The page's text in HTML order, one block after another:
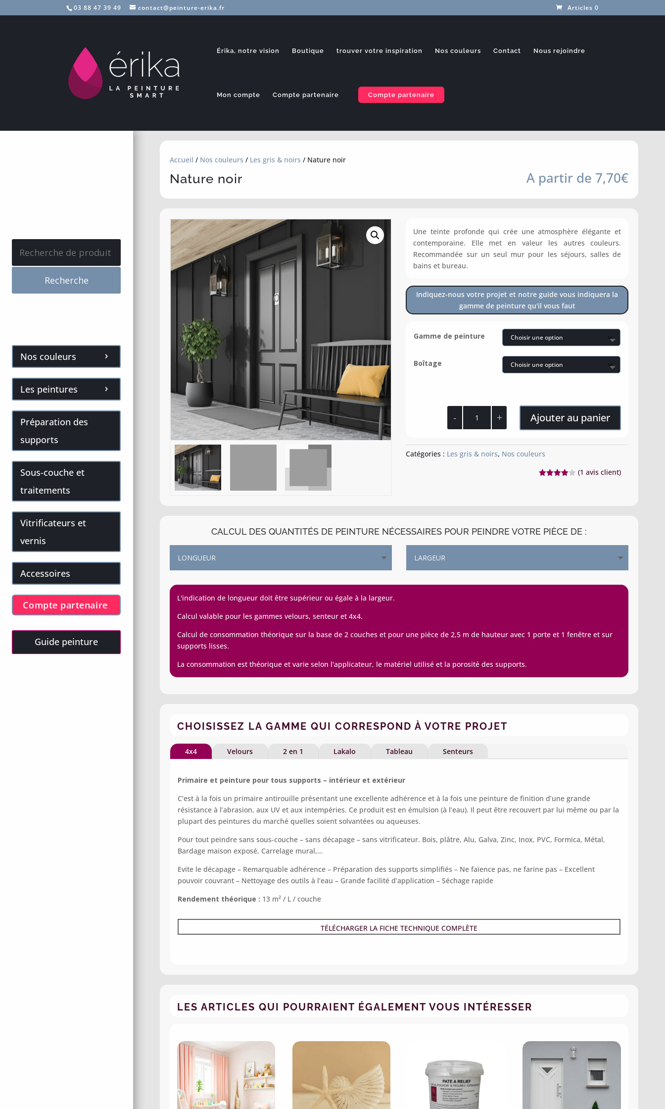
03 88 47 39 49 contact@peinture-erika.fr Articles 0
Érika, notre vision Boutique trouver votre inspiration Nos couleurs Contact Nous rejoindre
Mon compte Compte partenaire Compte partenaire
pour :
Recherche
Nos couleurs
Les peintures
Préparation des
supports
Sous-couche et
traitements
Vitrificateurs et
vernis
Accessoires
Compte partenaire
Guide peinture
Accueil / Nos couleurs / Les gris & noirs / Nature noir
Nature noir À partir de 7,70€
Une teinte profonde qui crée une atmosphère élégante et
contemporaine. Elle met en valeur les autres couleurs.
Recommandée sur un seul mur pour les séjours, salles de
bains et bureau.
Indiquez-nous votre projet et notre guide vous indiquera la
gamme de peinture qu'il vous faut
Gamme de peinture
Boîtage
noir
Ajouter au panier
Catégories : Les gris & noirs, Nos couleurs
(1 avis client)
CALCUL DES QUANTITÉS DE PEINTURE NÉCESSAIRES POUR PEINDRE VOTRE PIÈCE DE :
L'indication de longueur doit être supérieur ou égale à la largeur.
Calcul valable pour les gammes velours, senteur et 4x4.
Calcul de consommation théorique sur la base de 2 couches et pour une pièce de 2,5 m de hauteur avec 1 porte et 1 fenêtre et sur
supports lisses.
La consommation est théorique et varie selon l'applicateur, le matériel utilisé et la porosité des supports.
CHOISISSEZ LA GAMME QUI CORRESPOND À VOTRE PROJET
4x4 Velours 2 en 1 Lakalo Tableau Senteurs
Primaire et peinture pour tous supports – intérieur et extérieur
C’est à la fois un primaire antirouille présentant une excellente adhérence et à la fois une peinture de finition d’une grande
résistance à l’abrasion, aux UV et aux intempéries. Ce produit est en émulsion (à l’eau). Il peut être recouvert par lui même ou par la
plupart des peintures du marché quelles soient solvantées ou aqueuses.
Pour tout peindre sans sous-couche – sans décapage – sans vitrificateur. Bois, plâtre, Alu, Galva, Zinc, Inox, PVC, Formica, Métal,
Bardage maison exposé, Carrelage mural,…
Evite le décapage – Remarquable adhérence – Préparation des supports simplifiés – Ne faïence pas, ne farine pas – Excellent
pouvoir couvrant – Nettoyage des outils à l’eau – Grande facilité d’application – Séchage rapide
Rendement théorique : 13 m² / L / couche
TÉLÉCHARGER LA FICHE TECHNIQUE COMPLÈTE
LES ARTICLES QUI POURRAIENT ÉGALEMENT VOUS INTÉRESSER